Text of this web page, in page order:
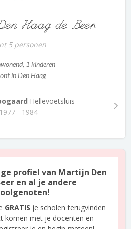
Haag de Beer
5 personen
, 1 kinderen
in Den Haag
Hellevoetsluis
1977 - 1984
profiel van Martijn Den
en al je andere
GRATIS je scholen terugvinden
komen met je docenten en